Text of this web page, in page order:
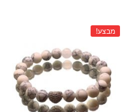
מבצע!